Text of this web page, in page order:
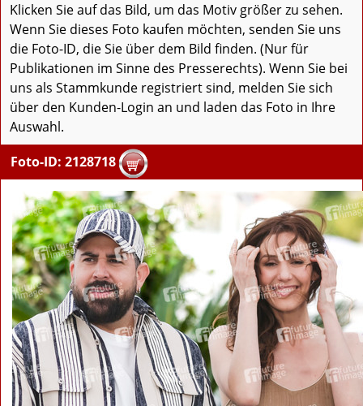
Klicken Sie auf das Bild, um das Motiv größer zu sehen.
Wenn Sie dieses Foto kaufen möchten, senden Sie uns
die Foto-ID, die Sie über dem Bild finden. (Nur für
Publikationen im Sinne des Presserechts). Wenn Sie bei
uns als Stammkunde registriert sind, melden Sie sich
über den Kunden-Login an und laden das Foto in Ihre
Auswahl.
Foto-ID: 2128718